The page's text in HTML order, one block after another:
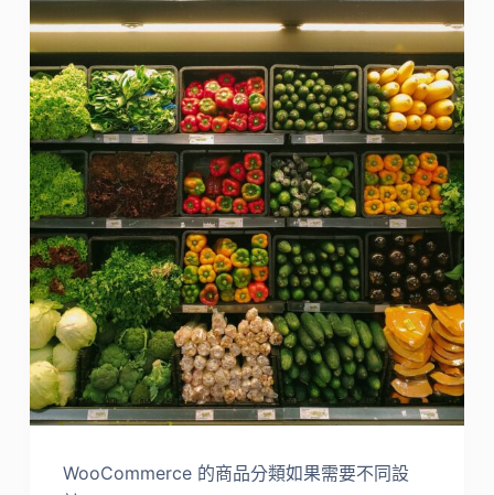
WooCommerce 的商品分類如果需要不同設